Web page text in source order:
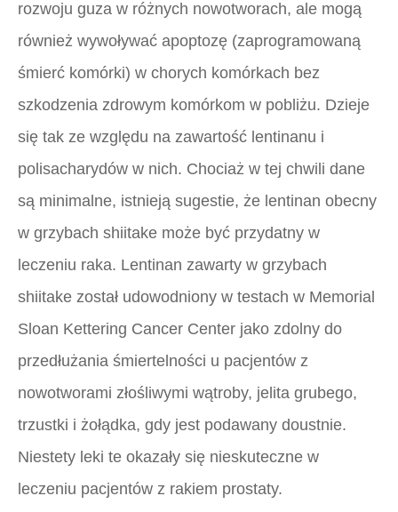
rozwoju guza w różnych nowotworach, ale mogą
również wywoływać apoptozę (zaprogramowaną
śmierć komórki) w chorych komórkach bez
szkodzenia zdrowym komórkom w pobliżu. Dzieje
się tak ze względu na zawartość lentinanu i
polisacharydów w nich. Chociaż w tej chwili dane
są minimalne, istnieją sugestie, że lentinan obecny
w grzybach shiitake może być przydatny w
leczeniu raka. Lentinan zawarty w grzybach
shiitake został udowodniony w testach w Memorial
Sloan Kettering Cancer Center jako zdolny do
przedłużania śmiertelności u pacjentów z
nowotworami złośliwymi wątroby, jelita grubego,
trzustki i żołądka, gdy jest podawany doustnie.
Niestety leki te okazały się nieskuteczne w
leczeniu pacjentów z rakiem prostaty.